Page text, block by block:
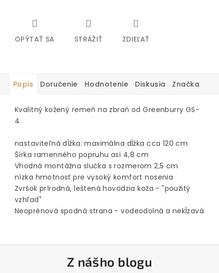
OPÝTAŤ SA STRÁŽIŤ ZDIEĽAŤ
Popis Doručenie Hodnotenie Diskusia Značka
Kvalitný kožený remeň na zbraň od Greenburry GS-
4.
nastaviteľná dĺžka: maximálna dĺžka cca 120 cm
Šírka ramenného popruhu asi 4,8 cm
Vhodná montážna slučka s rozmerom 2,5 cm
nízka hmotnosť pre vysoký komfort nosenia
Zvršok prírodná, leštená hovädzia koža - "použitý
vzhľad"
Neoprénová spodná strana - vodeodolná a nekĺzavá
Z nášho blogu